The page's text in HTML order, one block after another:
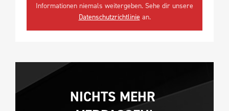
Informationen niemals weitergeben. Sehe dir unsere
Datenschutzrichtlinie an.
NICHTS MEHR